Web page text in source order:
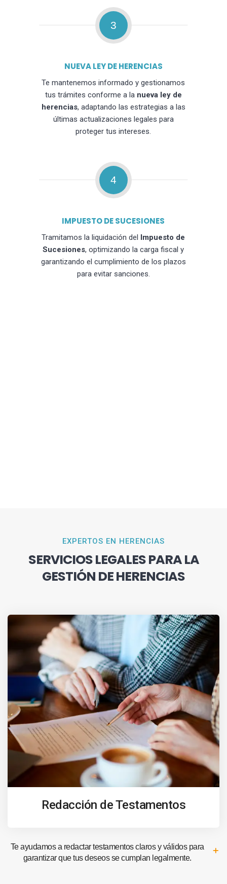
3
NUEVA LEY DE HERENCIAS
Te mantenemos informado y gestionamos
tus trámites conforme a la nueva ley de
herencias, adaptando las estrategias a las
últimas actualizaciones legales para
proteger tus intereses.
4
IMPUESTO DE SUCESIONES
Tramitamos la liquidación del Impuesto de
Sucesiones, optimizando la carga fiscal y
garantizando el cumplimiento de los plazos
para evitar sanciones.
EXPERTOS EN HERENCIAS
SERVICIOS LEGALES PARA LA
GESTIÓN DE HERENCIAS
Redacción de Testamentos
Te ayudamos a redactar testamentos claros y válidos para
garantizar que tus deseos se cumplan legalmente.